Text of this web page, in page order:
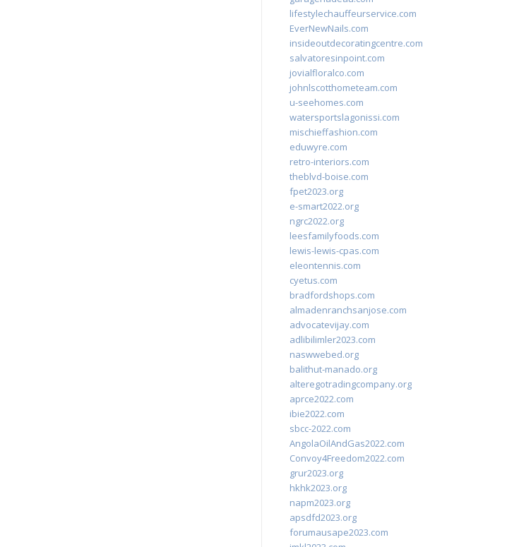
lifestylechauffeurservice.com
EverNewNails.com
insideoutdecoratingcentre.com
salvatoresinpoint.com
jovialfloralco.com
johnlscotthometeam.com
u-seehomes.com
watersportslagonissi.com
mischieffashion.com
eduwyre.com
retro-interiors.com
theblvd-boise.com
fpet2023.org
e-smart2022.org
ngrc2022.org
leesfamilyfoods.com
lewis-lewis-cpas.com
eleontennis.com
cyetus.com
bradfordshops.com
almadenranchsanjose.com
advocatevijay.com
adlibilimler2023.com
naswwebed.org
balithut-manado.org
alteregotradingcompany.org
aprce2022.com
ibie2022.com
sbcc-2022.com
AngolaOilAndGas2022.com
Convoy4Freedom2022.com
grur2023.org
hkhk2023.org
napm2023.org
apsdfd2023.org
forumausape2023.com